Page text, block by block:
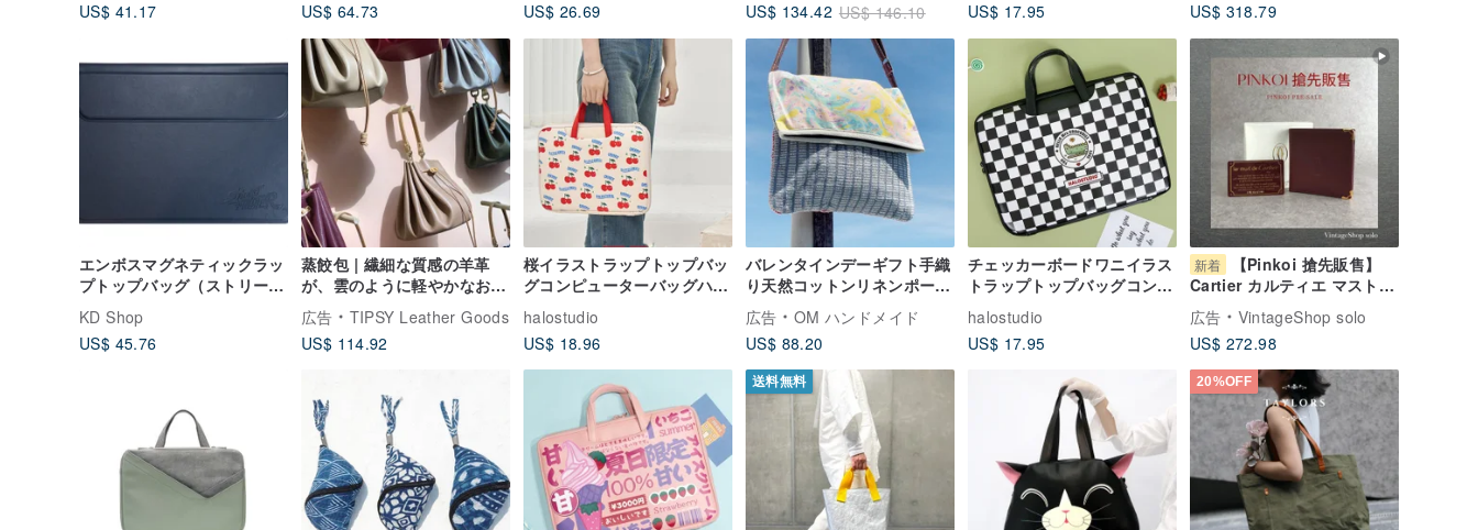
シリーズ）
US$ 41.17
US$ 64.73
US$ 26.69
US$ 134.42 US$ 146.10
US$ 17.95
phhryh
US$ 318.79
エンボスマグネティックラッ
プトップバッグ（ストリート
ィンド/ストリートファイタ
ーシリーズ）
KD Shop
US$ 45.76
蒸餃包 | 繊細な質感の羊革
が、雲のように軽やかなお出
かけ体験をお届け
広告
TIPSY Leather Goods
US$ 114.92
桜イラストラップトップバッ
グコンピューターバッグハン
halostudio
US$ 18.96
バレンタインデーギフト手織
り天然コットンリネンポータ
ブルバッグ/斜めバックパッ
ク/ショルダーバッグ/ショル
ダーバッグ/トラベルバッグ/
トートバッグ/ショッピング
バッグ-水彩画の世界の織り
バッグでのんびりとヒットカ
広告
OM ハンドメイド
US$ 88.20
チェッカーボードワニイラス
トラップトップバッグコンピ
コンピューター保護
halostudio
US$ 17.95
新着
【Pinkoi 搶先販售】
Cartier カルティエ マストラ
イン 財布 ボルドー レザー
二つ折り vintage ヴィンテ
ージ オールド ustkxg
広告
VintageShop solo
US$ 272.98
送料無料 20%OFF